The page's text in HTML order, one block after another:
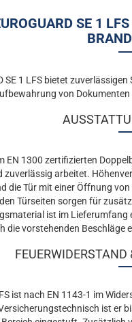
SE 1
SE 1 LFS bietet
von
EN 1300 zertifizierten
arbeitet.
die Tür mit einer Öffnung
Türseiten sorgen für
ist im Lieferumfang
die vorstehenden Beschläge
ist nach EN 1143-1 im
ist er